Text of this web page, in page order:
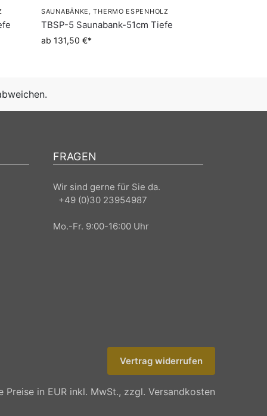
SAUNABÄNKE ,THERMO ESPENHOLZ
TBSP-5 Saunabank-51cm Tiefe
ab 131,50 €
FRAGEN
Wir sind gerne für Sie da.
+49 (0)30 23954987
Mo.-Fr. 9:00-16:00 Uhr
Vertrag widerrufen
Preise in EUR inkl. MwSt., zzgl. Versandkosten